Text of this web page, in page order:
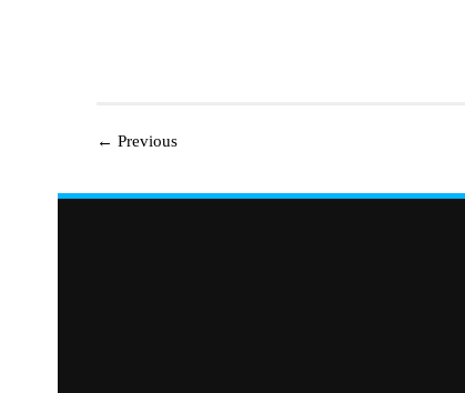
← Previous